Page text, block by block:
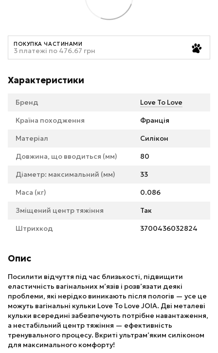
ПОКУПКА ЧАСТИНАМИ
3 платежі по 476.67 грн
Характеристики
Бренд Love To Love
Країна походження Франція
Матеріал Силікон
Довжина, що вводиться (мм) 80
Діаметр: максимальний (мм) 33
Маса (кг) 0.086
Зміщений центр тяжіння Так
Штрихкод 3700436032824
Опис
Посилити відчуття під час близькості, підвищити
еластичність вагінальних м’язів і розв’язати деякі
проблеми, які нерідко виникають після пологів — усе це
можуть вагінальні кульки Love To Love JOIA. Дві металеві
кульки всередині забезпечують потрібне навантаження,
а нестабільний центр тяжіння — ефективність
тренувального процесу. Вкриті ультрам’яким силіконом
для максимального комфорту!